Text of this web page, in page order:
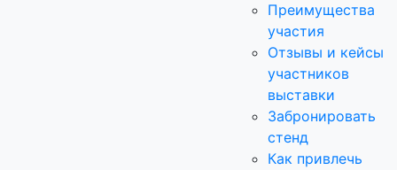
Преимущества
участия
Отзывы и кейсы
участников
выставки
Забронировать
стенд
Как привлечь